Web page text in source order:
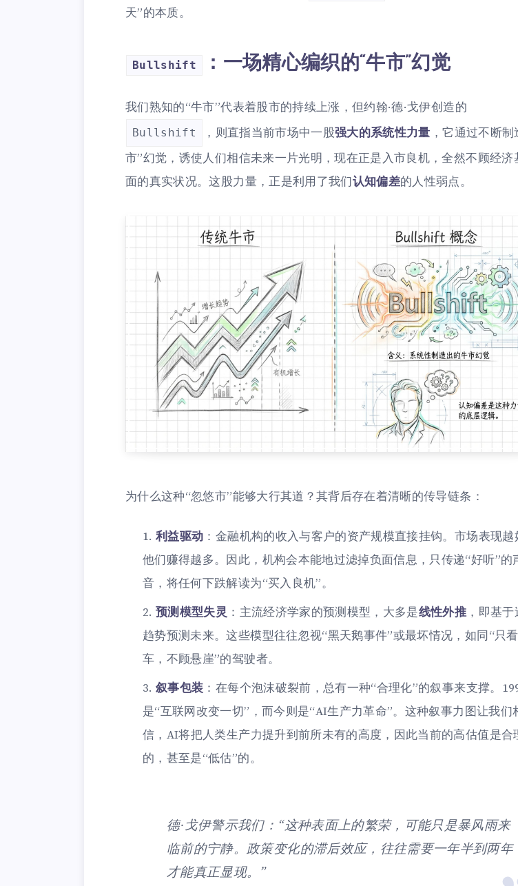
天”的本质。
Bullshift ：一场精心编织的“牛市”幻觉
我们熟知的“牛市”代表着股市的持续上涨，但约翰·德·戈伊创造的
Bullshift ，则直指当前市场中一股强大的系统性力量 ，它通过不断制
市”幻觉，诱使人们相信未来一片光明，现在正是入市良机，全然不顾经济
面的真实状况。这股力量，正是利用了我们认知偏差的人性弱点。
为什么这种“忽悠市”能够大行其道？其背后存在着清晰的传导链条：
利益驱动 ：金融机构的收入与客户的资产规模直接挂钩。市场表现越
他们赚得越多。因此，机构会本能地过滤掉负面信息，只传递“好听”的
音，将任何下跌解读为“买入良机”。
预测模型失灵 ：主流经济学家的预测模型，大多是线性外推 ，即基
趋势预测未来。这些模型往往忽视“黑天鹅事件”或最坏情况，如同“只
车，不顾悬崖”的驾驶者。
叙事包装 ：在每个泡沫破裂前，总有一种“合理化”的叙事来支撑。
是“互联网改变一切”，而今则是“AI生产力革命”。这种叙事力图让我们
信，AI将把人类生产力提升到前所未有的高度，因此当前的高估值是合
的，甚至是“低估”的。
德·戈伊警示我们：“这种表面上的繁荣，可能只是暴风雨来
临前的宁静。政策变化的滞后效应，往往需要一年半到两年
才能真正显现。”